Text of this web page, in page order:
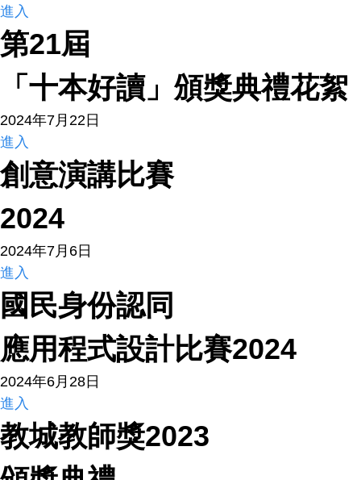
進入
第21屆
「十本好讀」頒獎典禮花絮
2024年7月22日
進入
創意演講比賽
2024
2024年7月6日
進入
國民身份認同
應用程式設計比賽2024
2024年6月28日
進入
教城教師獎2023